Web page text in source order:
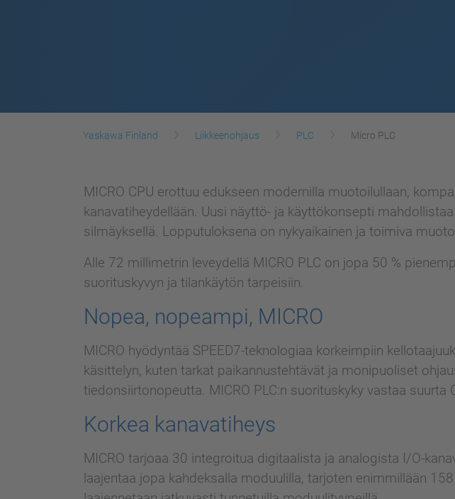
Yaskawa Finland Liikkeenohjaus PLC Micro PLC
MICRO CPU erottuu edukseen modernilla muotoilullaan,
kanavatiheydellään. Uusi näyttö- ja käyttökonsepti
silmäyksellä. Lopputuloksena on nykyaikainen ja toimiva
Alle 72 millimetrin leveydellä MICRO PLC on jopa 50 %
suorituskyvyn ja tilankäytön tarpeisiin.
Nopea, nopeampi, MICRO
MICRO hyödyntää SPEED7-teknologiaa korkeimpiin
käsittelyn, kuten tarkat paikannustehtävät ja monipuoliset
tiedonsiirtonopeutta. MICRO PLC:n suorituskyky vastaa suurta
Korkea kanavatiheys
MICRO tarjoaa 30 integroitua digitaalista ja analogista I/O-
laajentaa jopa kahdeksalla moduulilla, tarjoten enimmillään